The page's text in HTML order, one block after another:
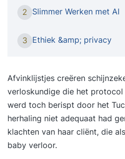
manier toepast binnen
(AICP) training geeft je de
vaardigheden om AI-
te beheren op het gebied
en governance. Je leert hoe
identificeert, hoe je
principes toepast en hoe je
transparantie en
2 Slimmer Werken met AI
3 Ethiek &amp; privacy
Afvinklijstjes creëren
verloskundige die het
werd toch berispt door het
herhaling niet adequaat had
klachten van haar cliënt, die
baby verloor.